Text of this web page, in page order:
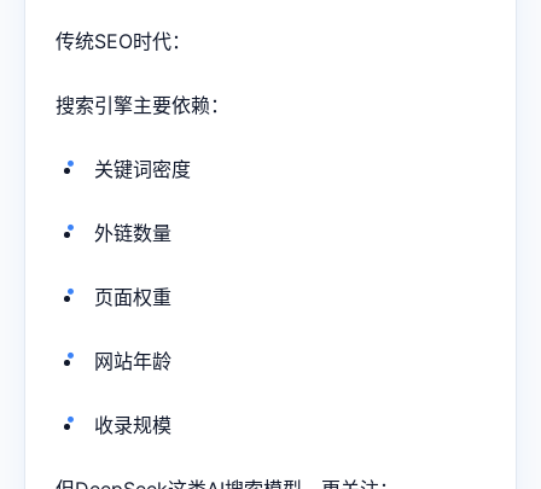
传统SEO时代：
搜索引擎主要依赖：
关键词密度
外链数量
页面权重
网站年龄
收录规模